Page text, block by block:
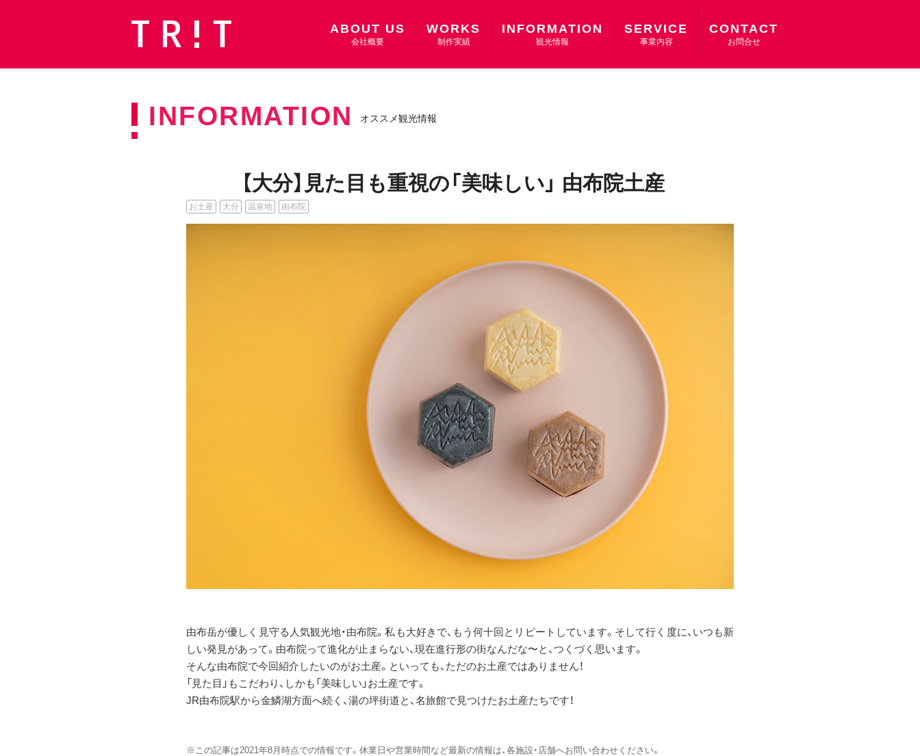
ABOUT US
会社概要
WORKS
制作実績
INFORMATION
観光情報
SERVICE
事業内容
CONTACT
お問合せ
INFORMATION オススメ観光情報
【大分】見た目も重視の「美味しい」 由布院土産
お土産 大分 温泉地 由布院
由布岳が優しく見守る人気観光地・由布院。私も大好きで、もう何十回とリピートしています。そして行く度に、いつも新
しい発見があって。由布院って進化が止まらない、現在進行形の街なんだな〜と、つくづく思います。
そんな由布院で今回紹介したいのがお土産。といっても、ただのお土産ではありません！
「見た目」もこだわり、しかも「美味しい」お土産です。
JR由布院駅から金鱗湖方面へ続く、湯の坪街道と、名旅館で見つけたお土産たちです！
※この記事は2021年8月時点での情報です。休業日や営業時間など最新の情報は、各施設・店舗へお問い合わせください。